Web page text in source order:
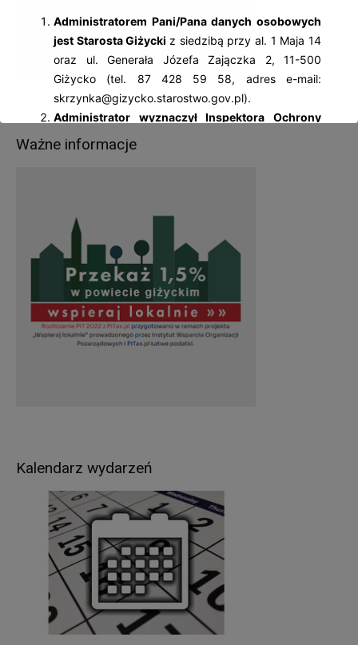
Ważne informacje
Kalendarz wydarzeń
Administratorem Pani/Pana danych osobowych
jest Starosta Giżycki z siedzibą przy al. 1 Maja 14
oraz ul. Generała Józefa Zajączka 2, 11-500
Giżycko (tel. 87 428 59 58, adres e-mail:
skrzynka@gizycko.starostwo.gov.pl).
Administrator wyznaczył Inspektora Ochrony
Danych Osobowych
którą można się kontaktować: al. 1 Maja 14, 11-
Pani/Pana dane osobowe będą przetwarzane
w następujących celach:
wypełnienia obowiązków prawnych ciążących na
Administratorze – wynikających z ustaw
kompetencyjnych (szczególnych) (np.: wydawanie
zezwoleń w zakresie rejestracji pojazdów, praw
jazdy, pozwoleń na budowę, prowadzenie
ewidencji gruntów i budynków itp.),
określonym w treści zgody (np. sprawy dot.
Podstawą prawną przetwarzania Pani/Pana
danych osobowych jest:
w przypadku wypełnienia obowiązków prawnych
ciążących na Administratorze - obowiązujące
przepisy prawa (art. 6 ust.1 lit. c RODO),
umowa zawarta między Panią/Panem a
Administratorem (art. 6 ust.1 lit. b RODO),
udzielona przez Panią/Pana zgoda na